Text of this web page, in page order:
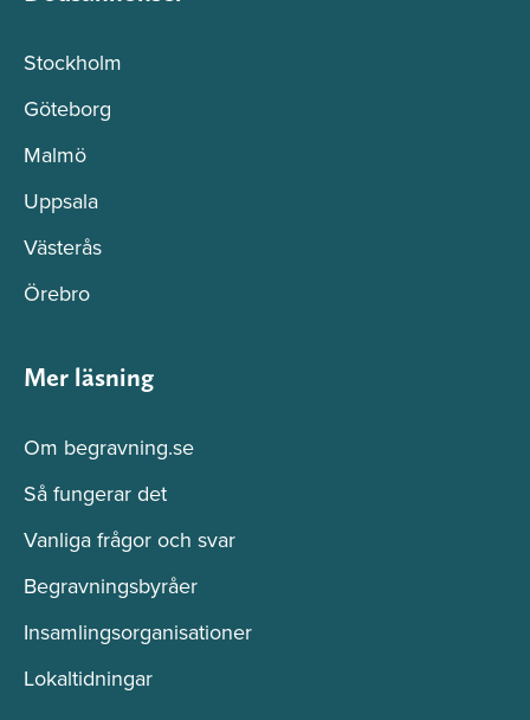
Stockholm
Göteborg
Malmö
Uppsala
Västerås
Örebro
Mer läsning
Om begravning.se
Så fungerar det
Vanliga frågor och svar
Begravningsbyråer
Insamlingsorganisationer
Lokaltidningar